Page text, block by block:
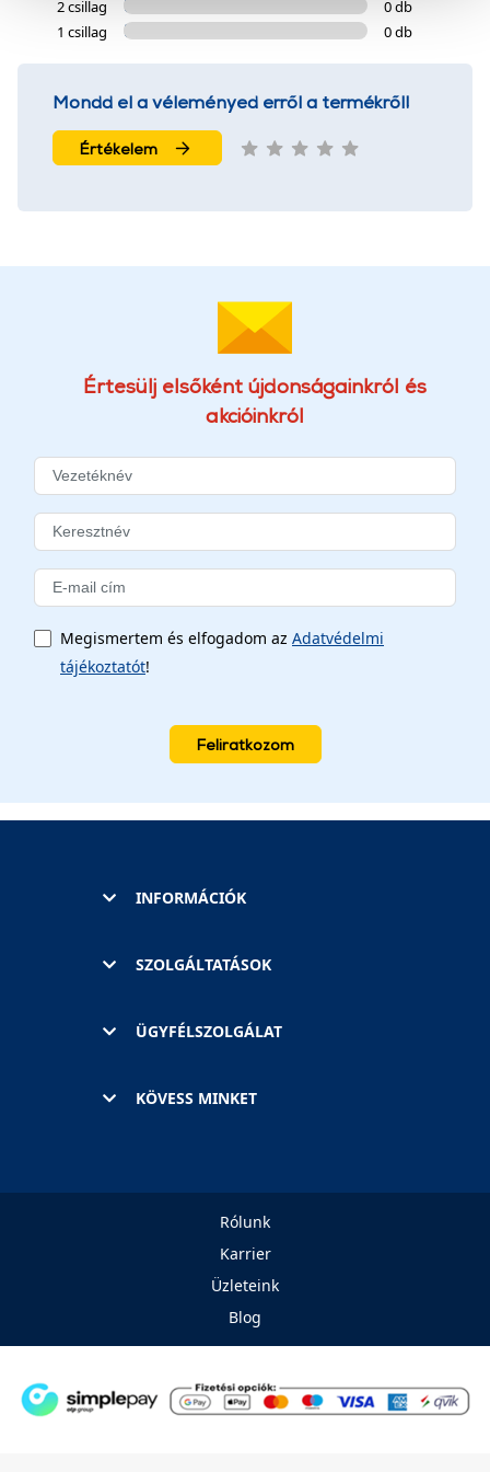
szolgáltatásaink biztosításához szükségesek. Az oldal
használatával Ön elfogadja a cookie-k használatát.
2 csillag
0 db
1 csillag
0 db
Mondd el a véleményed erről a termékről!
Értékelem
Értesülj elsőként újdonságainkról és
akcióinkról
Megismertem és elfogadom az Adatvédelmi
tájékoztatót!
Feliratkozom
INFORMÁCIÓK
SZOLGÁLTATÁSOK
ÜGYFÉLSZOLGÁLAT
KÖVESS MINKET
Rólunk
Karrier
Üzleteink
Blog